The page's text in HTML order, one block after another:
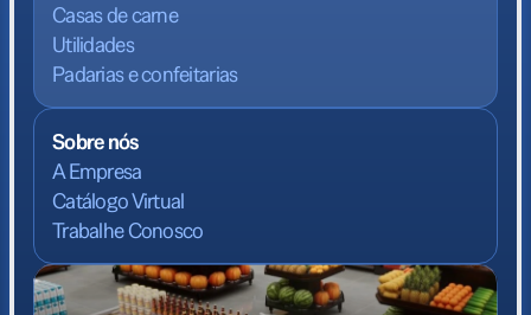
Casas de carne
Utilidades
Padarias e confeitarias
Sobre nós
A Empresa
Catálogo Virtual
Trabalhe Conosco